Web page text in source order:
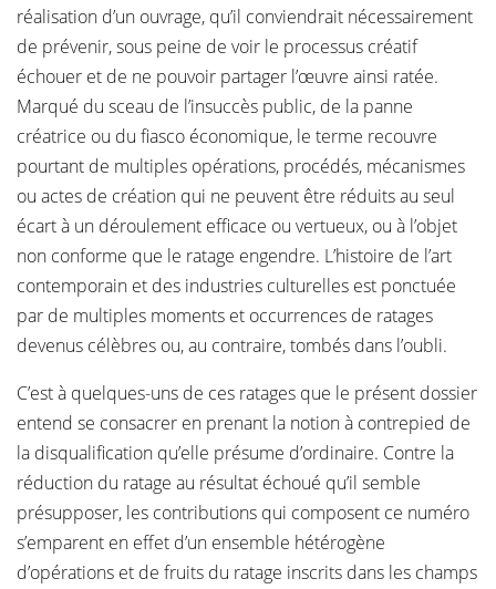
réalisation d’un ouvrage, qu’il conviendrait nécessairement
de prévenir, sous peine de voir le processus créatif
échouer et de ne pouvoir partager l’œuvre ainsi ratée.
Marqué du sceau de l’insuccès public, de la panne
créatrice ou du fiasco économique, le terme recouvre
pourtant de multiples opérations, procédés, mécanismes
ou actes de création qui ne peuvent être réduits au seul
écart à un déroulement efficace ou vertueux, ou à l’objet
non conforme que le ratage engendre. L’histoire de l’art
contemporain et des industries culturelles est ponctuée
par de multiples moments et occurrences de ratages
devenus célèbres ou, au contraire, tombés dans l’oubli.
C’est à quelques-uns de ces ratages que le présent dossier
entend se consacrer en prenant la notion à contrepied de
la disqualification qu’elle présume d’ordinaire. Contre la
réduction du ratage au résultat échoué qu’il semble
présupposer, les contributions qui composent ce numéro
s’emparent en effet d’un ensemble hétérogène
d’opérations et de fruits du ratage inscrits dans les champs